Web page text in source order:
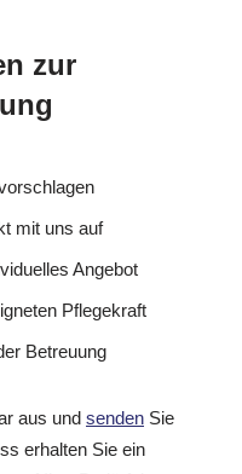
zur
mit uns auf
Angebot
Pflegekraft
Betreuung
aus und senden Sie
erhalten Sie ein